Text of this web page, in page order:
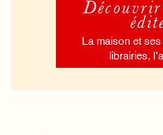
Découvrir
La maison et
librairies,